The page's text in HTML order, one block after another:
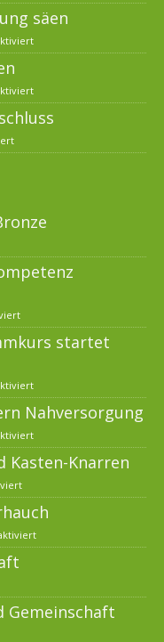
säen
startet
Nahversorgung
Kasten-Knarren